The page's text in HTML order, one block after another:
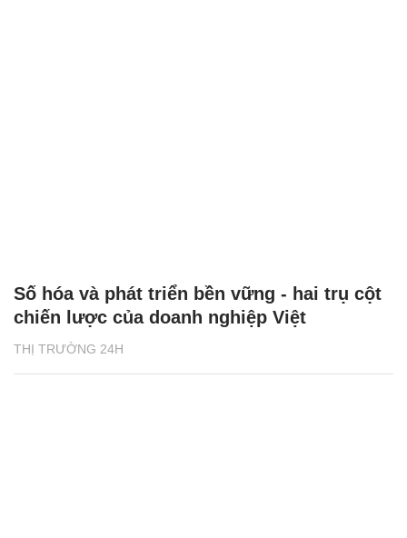
THỊ TRƯỜNG 24H
Số hóa và phát triển bền vững - hai trụ cột
chiến lược của doanh nghiệp Việt